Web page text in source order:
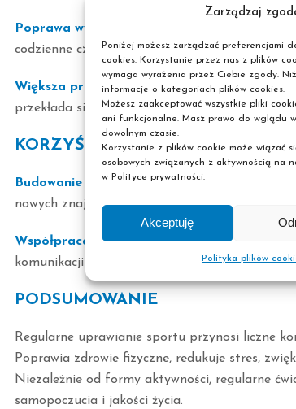
Zarządzaj
Poniżej możesz zarządzać preferencjami
cookies. Korzystanie przez nas z plików
wymaga wyrażenia przez Ciebie zgody.
informacje o kategoriach plików cookies.
Możesz zaakceptować wszystkie pliki
ani funkcjonalne. Masz prawo do wglądu
dowolnym czasie.
Korzystanie z plików cookie może wiązać
osobowych związanych z aktywnością na
w Polityce prywatności.
Akceptuję
Polityka plików
Poprawa wytrzymałości:
Regularne ćwiczenia
codzienne czynności stają się łatwiejsze do
Większa produktywność:Aktywność fizyczna
przekłada się na lepszą wydajność w pracy i w
KORZYŚCI SPOŁECZNE
Budowanie relacji:Sporty zespołowe i
nowych znajomości i budowaniu więzi
Współpraca i umiejętności społeczne:
Udział
komunikacji i rozwiązywania konfliktów.
PODSUMOWANIE
Regularne uprawianie sportu przynosi liczne
Poprawia zdrowie fizyczne, redukuje stres,
Niezależnie od formy aktywności, regularne
samopoczucia i jakości życia.